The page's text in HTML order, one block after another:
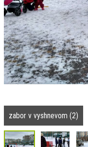
zabor v vyshnevom (2)